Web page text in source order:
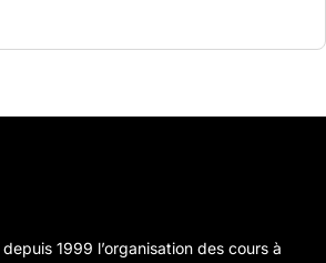
1999 l’organisation des cours à